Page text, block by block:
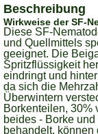
Beschreibung
Wirkweise der SF-
Diese SF-
und Quellmittels
geeignet. Die
Spritzflüssigkeit
eindringt und
da sich die
Überwintern
Borkenteilen, 30%
beides - Borke
behandelt,